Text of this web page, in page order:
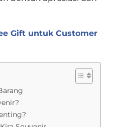
Gift untuk Customer